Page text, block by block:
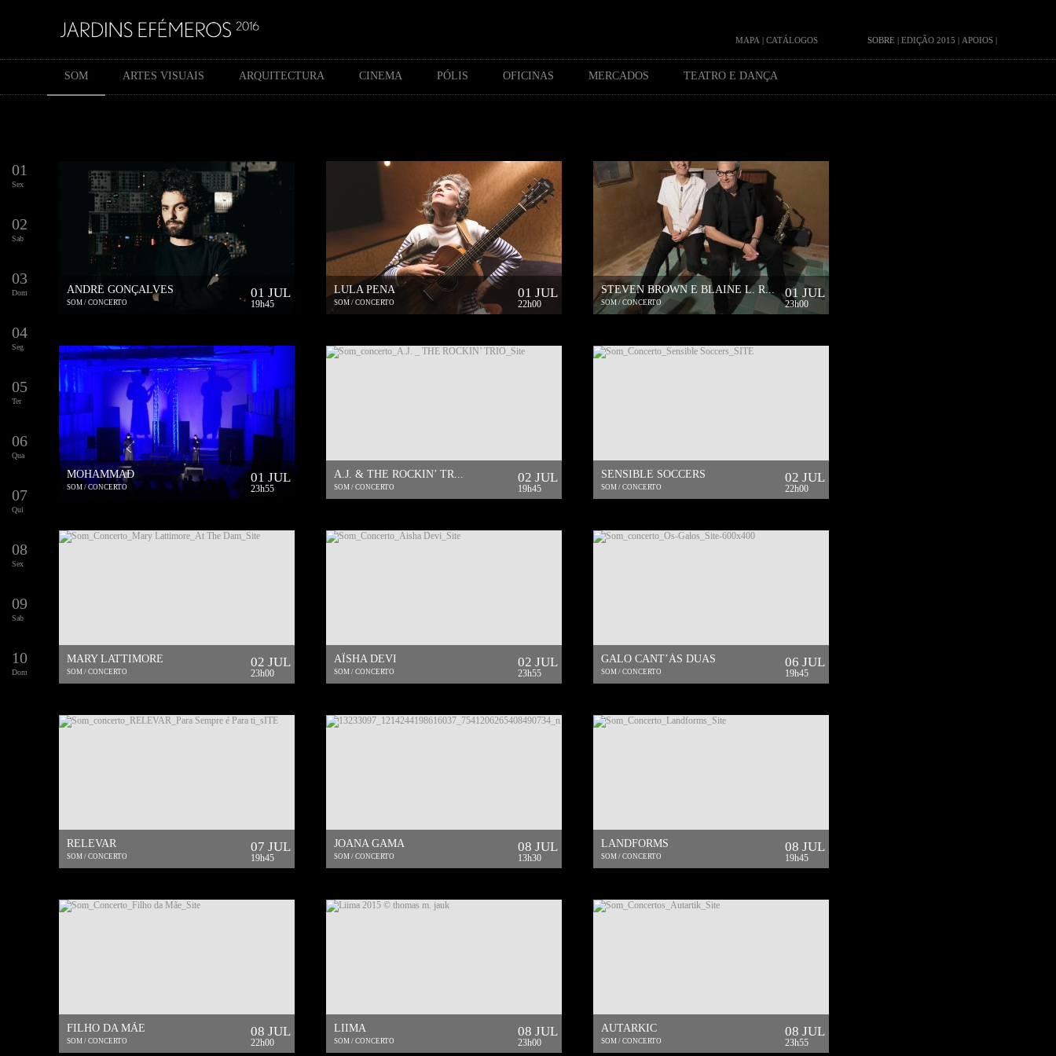
MAPA | CATÁLOGOS SOBRE | EDIÇÃO 2015 | APOIOS |
SOM ARTES VISUAIS ARQUITECTURA CINEMA PÓLIS OFICINAS MERCADOS TEATRO E DANÇA
01
Sex
02
Sab
03
Dom
04
Seg
05
Ter
06
Qua
07
Qui
08
Sex
09
Sab
10
Dom
ANDRÉ GONÇALVES
SOM / CONCERTO
01 JUL
19h45
LULA PENA
SOM / CONCERTO
01 JUL
22h00
STEVEN BROWN E BLAINE L. R...
SOM / CONCERTO
01 JUL
23h00
MOHAMMAD
SOM / CONCERTO
01 JUL
23h55
A.J. & THE ROCKIN’ TR...
SOM / CONCERTO
02 JUL
19h45
SENSIBLE SOCCERS
SOM / CONCERTO
02 JUL
22h00
MARY LATTIMORE
SOM / CONCERTO
02 JUL
23h00
AÏSHA DEVI
SOM / CONCERTO
02 JUL
23h55
GALO CANT’ÀS DUAS
SOM / CONCERTO
06 JUL
19h45
RELEVAR
SOM / CONCERTO
07 JUL
19h45
JOANA GAMA
SOM / CONCERTO
08 JUL
13h30
LANDFORMS
SOM / CONCERTO
08 JUL
19h45
FILHO DA MÃE
SOM / CONCERTO
08 JUL
22h00
LIIMA
SOM / CONCERTO
08 JUL
23h00
AUTARKIC
SOM / CONCERTO
08 JUL
23h55